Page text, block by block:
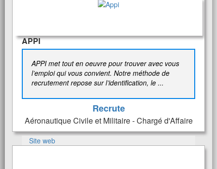
APPI
APPI met tout en oeuvre pour trouver avec vous
l’emploi qui vous convient. Notre méthode de
recrutement repose sur l’identification, le ...
Recrute
Aéronautique Civile et Militaire - Chargé d'Affaire
Site web